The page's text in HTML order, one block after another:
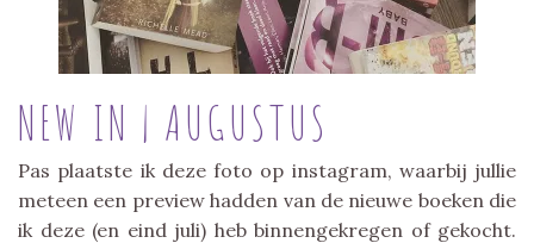
NEW IN | AUGUSTUS
Pas plaatste ik deze foto op instagram, waarbij jullie
meteen een preview hadden van de nieuwe boeken die
ik deze (en eind juli) heb binnengekregen of gekocht.